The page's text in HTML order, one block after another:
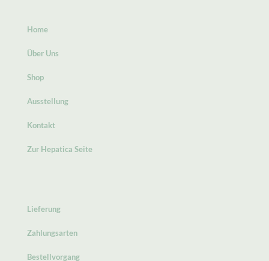
Home
Über Uns
Shop
Ausstellung
Kontakt
Zur Hepatica Seite
Lieferung
Zahlungsarten
Bestellvorgang